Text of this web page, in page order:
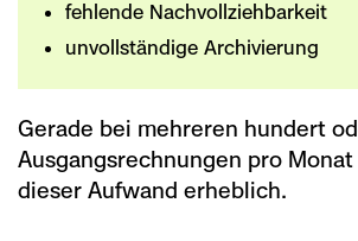
fehlende Nachvollziehbarkeit
unvollständige Archivierung
Gerade bei mehreren hundert
Ausgangsrechnungen pro
dieser Aufwand erheblich.